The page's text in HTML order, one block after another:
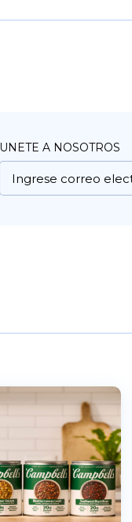
UNETE A NOSOTROS